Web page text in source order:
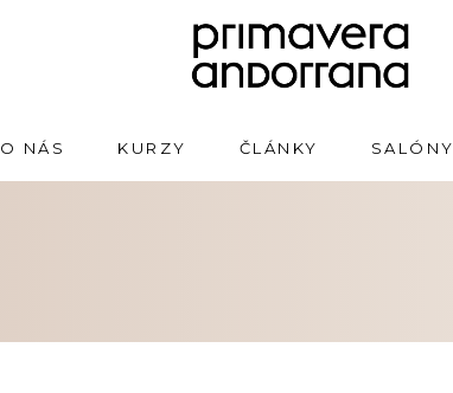
O NÁS KURZY ČLÁNKY SALÓNY